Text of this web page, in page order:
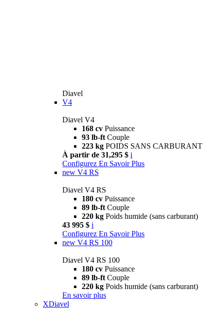
Diavel
V4
Diavel V4
168 cv Puissance
93 lb-ft Couple
223 kg POIDS SANS CARBURANT
À partir de 31,295 $ i
Configurez En Savoir Plus
new V4 RS
Diavel V4 RS
180 cv Puissance
89 lb-ft Couple
220 kg Poids humide (sans carburant)
43 995 $ i
Configurez En Savoir Plus
new V4 RS 100
Diavel V4 RS 100
180 cv Puissance
89 lb-ft Couple
220 kg Poids humide (sans carburant)
En savoir plus
XDiavel